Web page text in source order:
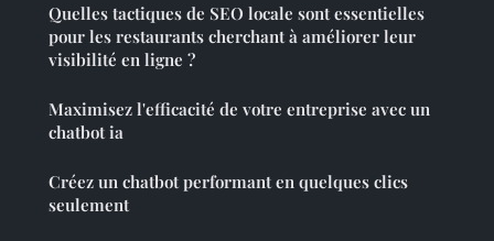
Quelles tactiques de SEO locale sont essentielles
pour les restaurants cherchant à améliorer leur
visibilité en ligne ?
Maximisez l'efficacité de votre entreprise avec un
chatbot ia
Créez un chatbot performant en quelques clics
seulement